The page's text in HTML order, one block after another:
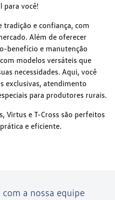
para você!
tradição e confiança, com
Além de oferecer
benefício e manutenção
modelos versáteis que
necessidades. Aqui, você
exclusivas, atendimento
para produtores rurais.
Virtus e T-Cross são perfeitos
e eficiente.
a nossa equipe